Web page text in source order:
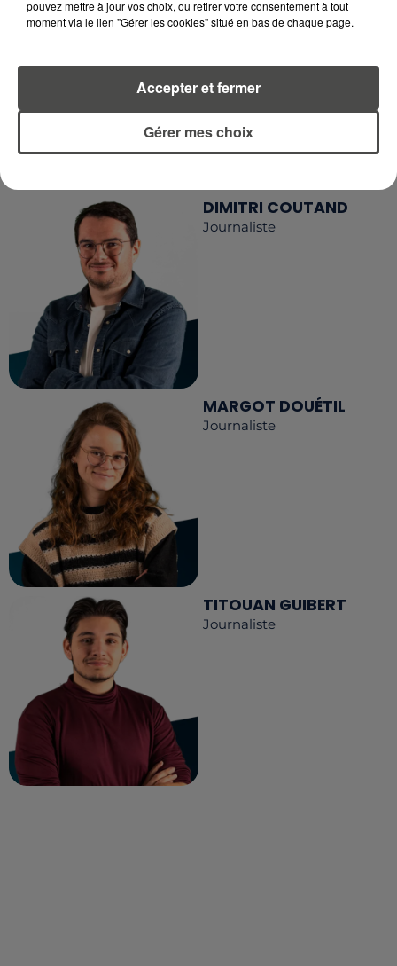
RECEVEZ LES ALERTES INFOS DE LA RÉDACTION
EN TÉLÉCHARGEANT L'APPLICATION MOBILE
LA RÉDACTION
RCA
Voir toute l'équipe RCA
DIMITRI COUTAND
Journaliste
MARGOT DOUÉTIL
Journaliste
TITOUAN GUIBERT
Journaliste
pouvez mettre à jour vos choix, ou retirer votre consentement à tout
moment via le lien "Gérer les cookies" situé en bas de chaque page.
Gérer mes choix
Accepter et fermer